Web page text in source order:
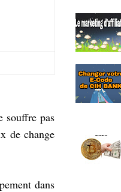
souffre pas
de change
dans